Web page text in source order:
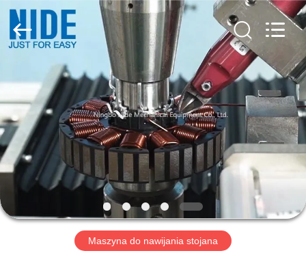
PRODUKTY
O
NAS
KONTROLA
JAKOŚCI
Co.,
Ltd.
Maszyna do nawijania stojana